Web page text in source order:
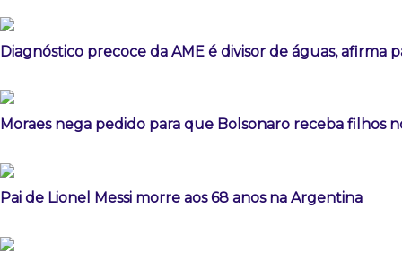
Diagnóstico precoce da AME é divisor de águas, afirma
Moraes nega pedido para que Bolsonaro receba filhos
Pai de Lionel Messi morre aos 68 anos na Argentina